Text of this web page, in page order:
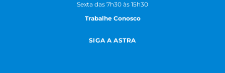
Sexta das 7h30 às 15h30
Trabalhe Conosco
SIGA A ASTRA